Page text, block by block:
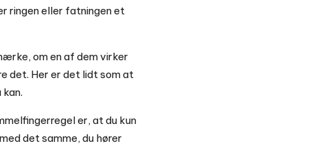
ringen eller fatningen et
om en af dem virker
det. Her er det lidt som at
er, at du kun
det samme, du hører